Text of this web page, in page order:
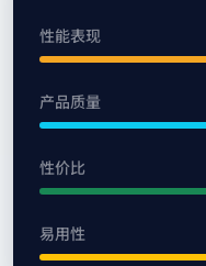
性能表现
产品质量
性价比
易用性